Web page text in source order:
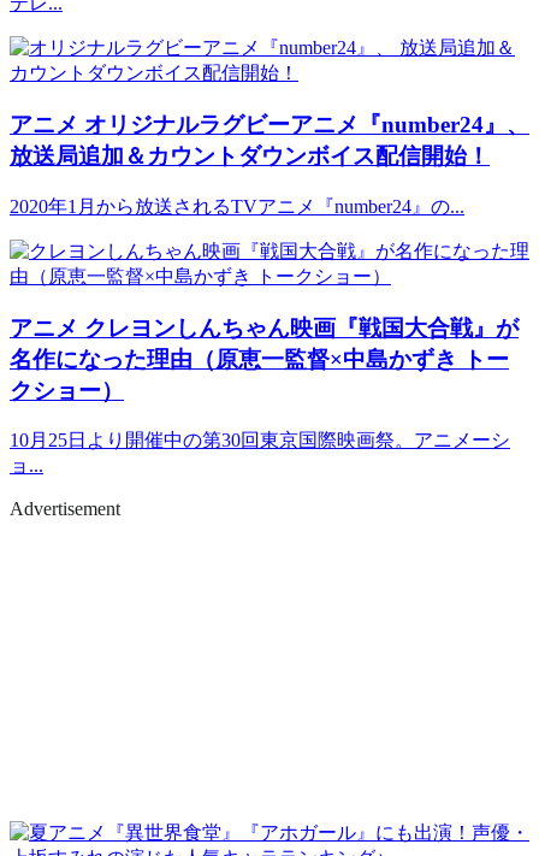
アニメ オリジナルラグビーアニメ『number24』、
放送局追加＆カウントダウンボイス配信開始！
2020年1月から放送されるTVアニメ『number24』の...
アニメ クレヨンしんちゃん映画『戦国大合戦』が
名作になった理由（原恵一監督×中島かずき トー
クショー）
10月25日より開催中の第30回東京国際映画祭。アニメーシ
ョ...
Advertisement